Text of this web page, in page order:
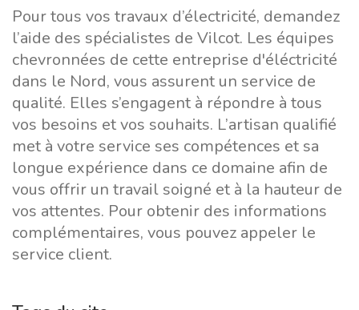
Pour tous vos travaux d’électricité, demandez
l’aide des spécialistes de Vilcot. Les équipes
chevronnées de cette entreprise d'éléctricité
dans le Nord, vous assurent un service de
qualité. Elles s’engagent à répondre à tous
vos besoins et vos souhaits. L’artisan qualifié
met à votre service ses compétences et sa
longue expérience dans ce domaine afin de
vous offrir un travail soigné et à la hauteur de
vos attentes. Pour obtenir des informations
complémentaires, vous pouvez appeler le
service client.